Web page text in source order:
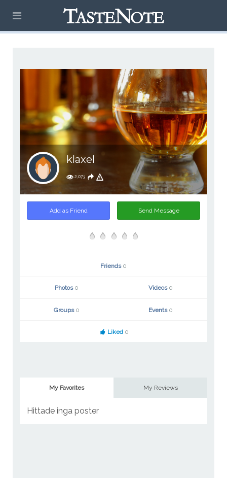
klaxel
2,073
Add as Friend Send Message
Friends 0
Photos 0 Videos 0
Groups 0 Events 0
Liked 0
My Favorites My Reviews
Hittade inga poster